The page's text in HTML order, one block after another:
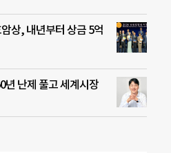
상, 내년부터 상금 5억
년 난제 풀고 세계시장